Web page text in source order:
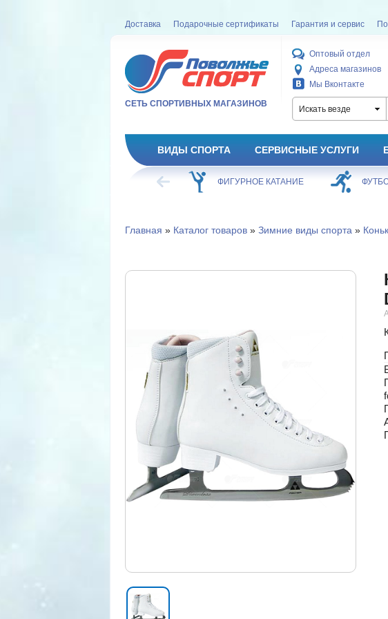
Доставка Подарочные сертификаты Гарантия и сервис
СЕТЬ СПОРТИВНЫХ МАГАЗИНОВ
Оптовый отдел
Адреса магазинов
Мы Вконтакте
Искать везде
ВИДЫ СПОРТА СЕРВИСНЫЕ УСЛУГИ
ХОККЕЙ ФИГУРНОЕ КАТАНИЕ
Главная » Каталог товаров» Зимние виды спорта »